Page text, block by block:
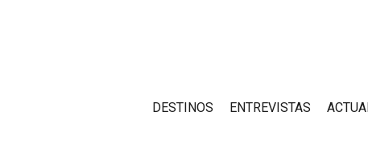
DESTINOS ENTREVISTAS